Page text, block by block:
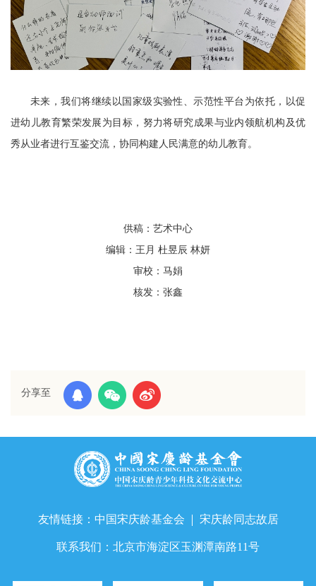
未来，我们将继续以国家级实验性、示范性平台为依托，以促
进幼儿教育繁荣发展为目标，努力将研究成果与业内领航机构及优
秀从业者进行互鉴交流，协同构建人民满意的幼儿教育。
供稿：艺术中心
编辑：王月 杜昱辰 林妍
审校：马娟
核发：张鑫
分享至
友情链接： 中国宋庆龄基金会 宋庆龄同志故居
联系我们： 北京市海淀区玉渊潭南路11号